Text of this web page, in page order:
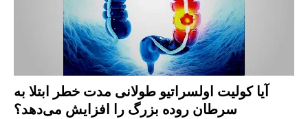
آیا کولیت اولسراتیو طولانی مدت خطر ابتلا به
سرطان روده بزرگ را افزایش می‌دهد؟